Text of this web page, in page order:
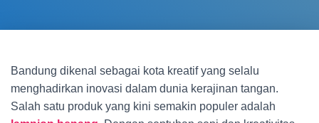
Bandung dikenal sebagai kota kreatif yang selalu
menghadirkan inovasi dalam dunia kerajinan tangan.
Salah satu produk yang kini semakin populer adalah